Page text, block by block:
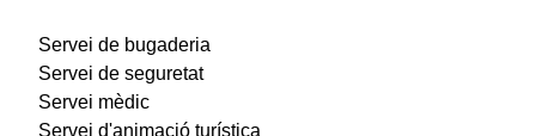
Servei de bugaderia
Servei de seguretat
Servei mèdic
Servei d'animació turística